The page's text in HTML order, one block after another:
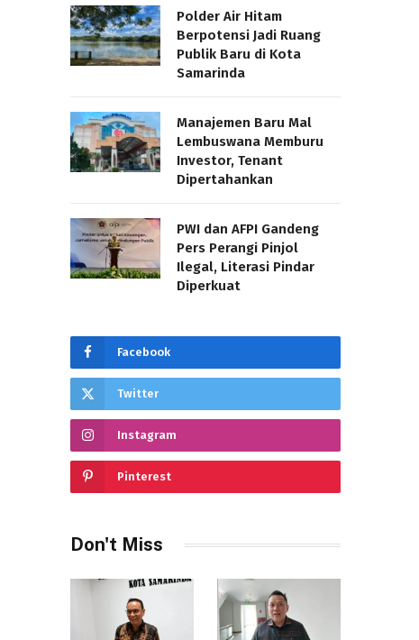
Polder Air Hitam
Berpotensi Jadi Ruang
Publik Baru di Kota
Samarinda
Manajemen Baru Mal
Lembuswana Memburu
Investor, Tenant
Dipertahankan
PWI dan AFPI Gandeng
Pers Perangi Pinjol
Ilegal, Literasi Pindar
Diperkuat
Facebook
Twitter
Instagram
Pinterest
Don't Miss